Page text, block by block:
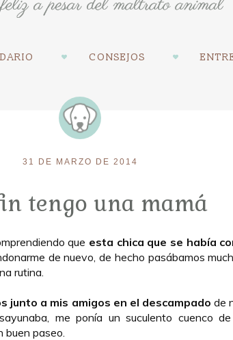
CONSEJOS
31 DE MARZO DE 2014
tengo una mamá
que esta chica que se había
de nuevo, de hecho pasábamos
rutina.
junto a mis amigos en el descampado de
me ponía un suculento cuenco
buen paseo.